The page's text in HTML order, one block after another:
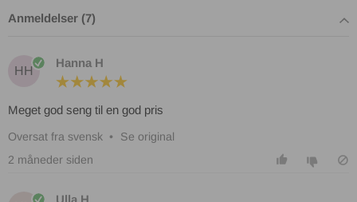
Anmeldelser (7)
HH
Hanna H
Meget god seng til en god pris
Oversat fra svensk •
Se original
2 måneder siden
Ulla H